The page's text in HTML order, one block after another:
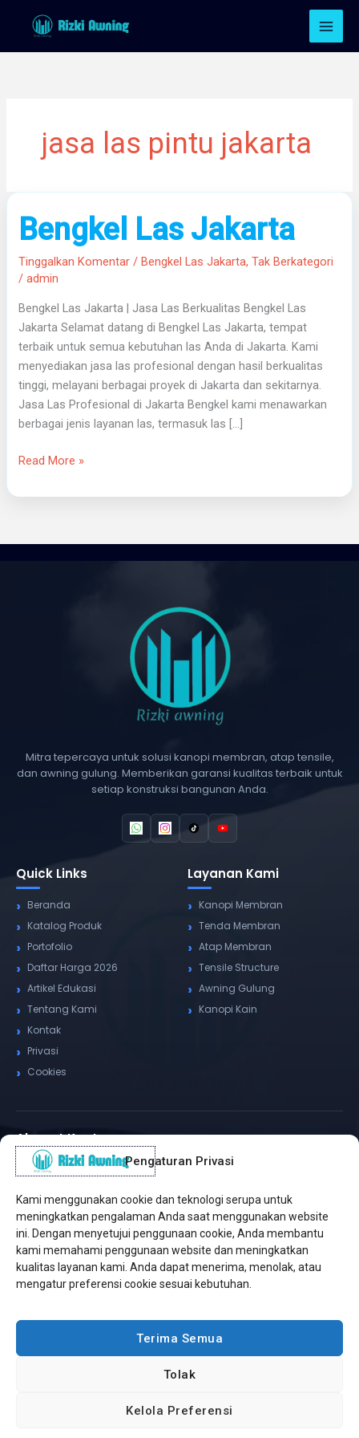
Pengaturan Privasi
Kami menggunakan cookie dan teknologi serupa untuk
meningkatkan pengalaman Anda saat menggunakan website
ini. Dengan menyetujui penggunaan cookie, Anda membantu
kami memahami penggunaan website dan meningkatkan
kualitas layanan kami. Anda dapat menerima, menolak, atau
mengatur preferensi cookie sesuai kebutuhan.
Terima Semua
Tolak
Kelola Preferensi
jasa las pintu jakarta
Bengkel Las Jakarta
Tinggalkan Komentar /Bengkel Las Jakarta,Tak Berkategori
/admin
Bengkel Las Jakarta | Jasa Las Berkualitas Bengkel Las
Jakarta Selamat datang di Bengkel Las Jakarta, tempat
terbaik untuk semua kebutuhan las Anda di Jakarta. Kami
menyediakan jasa las profesional dengan hasil berkualitas
tinggi, melayani berbagai proyek di Jakarta dan sekitarnya.
Jasa Las Profesional di Jakarta Bengkel kami menawarkan
berbagai jenis layanan las, termasuk las […]
Bengkel
Las
Jakarta
Read More »
Mitra tepercaya untuk solusi kanopi membran, atap tensile,
dan awning gulung. Memberikan garansi kualitas terbaik untuk
setiap konstruksi bangunan Anda.
Quick Links
Beranda
Katalog Produk
Portofolio
Daftar Harga 2026
Artikel Edukasi
Tentang Kami
Kontak
Privasi
Cookies
Layanan Kami
Kanopi Membran
Tenda Membran
Atap Membran
Tensile Structure
Awning Gulung
Kanopi Kain
Alamat Kantor
✆ WhatsApp / Telepon
Pusat Sukabumi
Sukamanis, Kadudampit, Sukabumi
Cabang Jakarta
Kembangan, Jakarta Barat
Sektor A3, Tangerang Selatan
Developed byJasa Web Sukabumi